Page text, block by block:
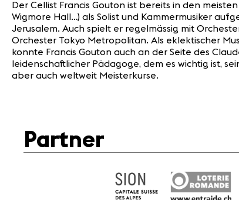
Der Cellist Francis Gouton ist bereits in den
Wigmore Hall…) als Solist und Kammermusiker
Jerusalem. Auch spielt er regelmässig mit
Orchester Tokyo Metropolitan. Als eklektischer
konnte Francis Gouton auch an der Seite des
leidenschaftlicher Pädagoge, dem es wichtig ist,
aber auch weltweit Meisterkurse.
Partner